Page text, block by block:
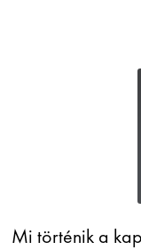
Mi történik a